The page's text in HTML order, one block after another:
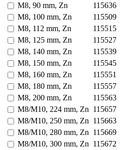
M8, 90 mm, Zn
115636
M8, 100 mm, Zn
115509
M8, 112 mm, Zn
115515
M8, 125 mm, Zn
115527
M8, 140 mm, Zn
115539
M8, 150 mm, Zn
115545
M8, 160 mm, Zn
115551
M8, 180 mm, Zn
115557
M8, 200 mm, Zn
115563
M8/M10, 224 mm, Zn 115657
M8/M10, 250 mm, Zn 115663
M8/M10, 280 mm, Zn 115669
M8/M10, 300 mm, Zn 115672